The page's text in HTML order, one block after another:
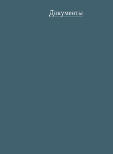
Документы